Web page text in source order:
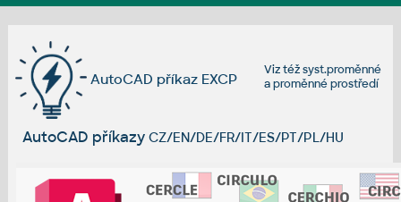
Viz téžsyst.proměnné
aproměnné prostředí
AutoCAD příkaz EXCP
AutoCAD příkazy CZ/EN/DE/FR/IT/ES/PT/PL/HU